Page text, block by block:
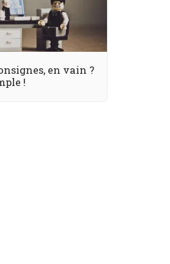
en vain ?
!